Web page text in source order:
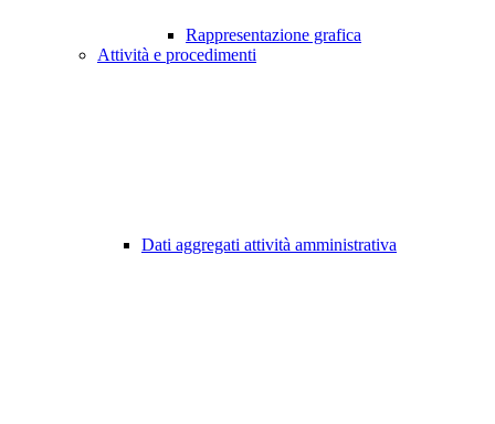
Rappresentazione grafica
Attività e procedimenti
Dati aggregati attività amministrativa